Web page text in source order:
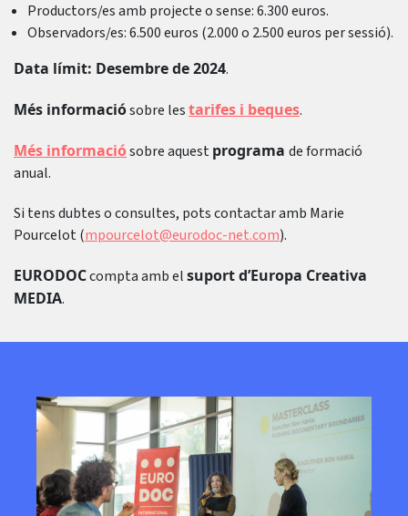
Productors/es amb projecte o sense: 6.300 euros.
Observadors/es: 6.500 euros (2.000 o 2.500 euros per sessió).
Data límit: Desembre de 2024.
Més informaciósobre lestarifes i beques.
Més informaciósobre aquestprograma de formació
anual.
Si tens dubtes o consultes, pots contactar amb Marie
Pourcelot (mpourcelot@eurodoc-net.com).
EURODOCcompta amb elsuport d’Europa Creativa
MEDIA.